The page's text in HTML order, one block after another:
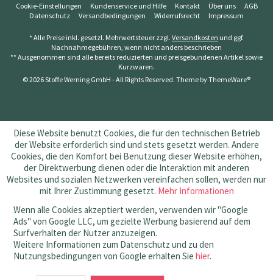
Cookie-Einstellungen Kundenservice und Hilfe Kontakt Über uns
AGB
Datenschutz
Versandbedingungen Widerrufsrecht Impressum
* Alle Preise inkl. gesetzl. Mehrwertsteuer zzgl. Versandkosten und ggf.
Nachnahmegebühren, wenn nicht anders beschrieben
** Ausgenommen sind alle bereits reduzierten und preisgebundenen Artikel sowie
Kurzwaren.
© 2026 Stoffe Werning GmbH - All Rights Reserved. Theme byThemeWare®
Diese Website benutzt Cookies, die für den technischen Betrieb
der Website erforderlich sind und stets gesetzt werden. Andere
Cookies, die den Komfort bei Benutzung dieser Website erhöhen,
der Direktwerbung dienen oder die Interaktion mit anderen
Websites und sozialen Netzwerken vereinfachen sollen, werden nur
mit Ihrer Zustimmung gesetzt. Mehr Informationen
Wenn alle Cookies akzeptiert werden, verwenden wir "Google
Ads" von Google LLC, um gezielte Werbung basierend auf dem
Surfverhalten der Nutzer anzuzeigen.
Weitere Informationen zum Datenschutz und zu den
Nutzungsbedingungen von Google erhalten Sie hier.
SEHR GUT (4.83 / 5)